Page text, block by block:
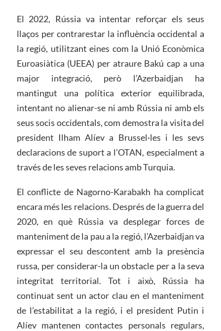
El 2022, Rússia va intentar reforçar els seus
llaços per contrarestar la influència occidental a
la regió, utilitzant eines com la Unió Econòmica
Euroasiàtica (UEEA) per atraure Bakú cap a una
major integració, però l’Azerbaidjan ha
mantingut una política exterior equilibrada,
intentant no alienar-se ni amb Rússia ni amb els
seus socis occidentals, com demostra la visita del
president Ilham Alíev a Brussel·les i les sevs
declaracions de suport a l’OTAN, especialment a
través de les seves relacions amb Turquia.
El conflicte de Nagorno-Karabakh ha complicat
encara més les relacions. Després de la guerra del
2020, en què Rússia va desplegar forces de
manteniment de la pau a la regió, l’Azerbaidjan va
expressar el seu descontent amb la presència
russa, per considerar-la un obstacle per a la seva
integritat territorial. Tot i això, Rússia ha
continuat sent un actor clau en el manteniment
de l’estabilitat a la regió, i el president Putin i
Alíev mantenen contactes personals regulars,